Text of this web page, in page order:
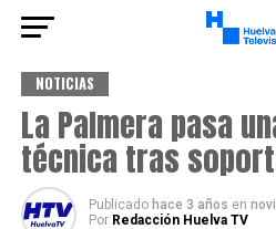
NOTICIAS
La Palmera pasa
técnica tras
Publicado hace 3 años en
Por Redacción Huelva TV